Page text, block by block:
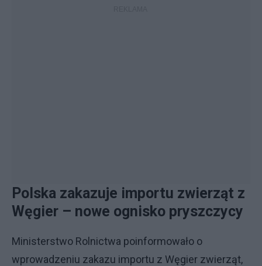
Polska zakazuje importu zwierząt z
Węgier – nowe ognisko pryszczycy
Ministerstwo Rolnictwa poinformowało o
wprowadzeniu zakazu importu z Węgier zwierząt,